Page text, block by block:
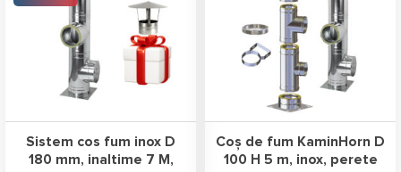
Sistem cos fum inox D
180 mm, inaltime 7 M,
Coș de fum KaminHorn D
100 H 5 m, inox, perete